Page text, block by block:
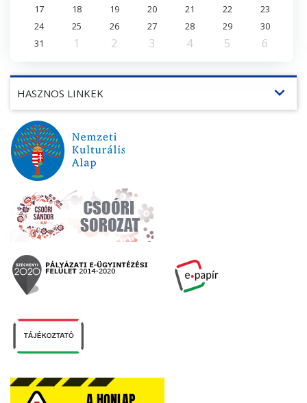
17
18 19 20 21 22
23
24
25 26 27 28 29
30
31
1 2 3 4 5 6
HASZNOS LINKEK expand_more